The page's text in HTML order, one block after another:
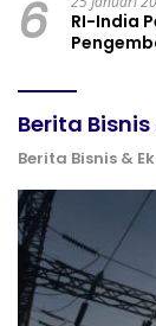
6
RI-India
Berita
Berita Bisnis &